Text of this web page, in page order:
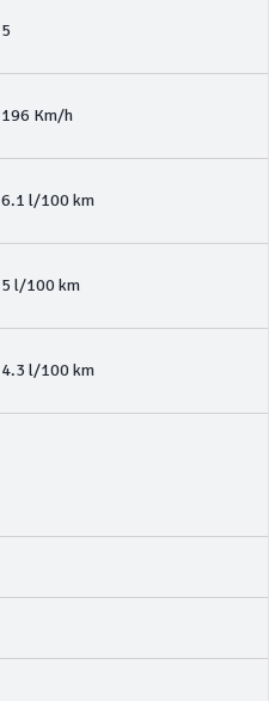
5
196 Km/h
6.1 l/100 km
5 l/100 km
4.3 l/100 km